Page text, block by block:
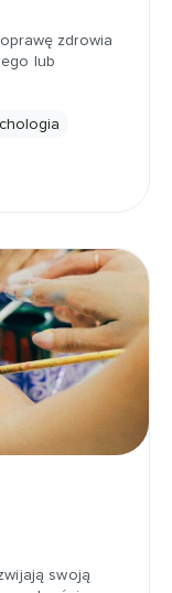
zdrowia
lub
swoją